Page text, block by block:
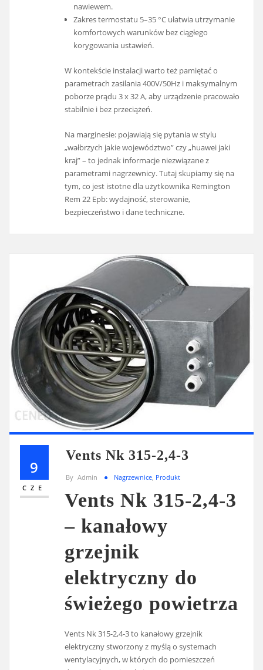
nawiewem.
Zakres termostatu 5–35 °C ułatwia utrzymanie
komfortowych warunków bez ciągłego
korygowania ustawień.
W kontekście instalacji warto też pamiętać o
parametrach zasilania 400V/50Hz i maksymalnym
poborze prądu 3 x 32 A, aby urządzenie pracowało
stabilnie i bez przeciążeń.
Na marginesie: pojawiają się pytania w stylu
„wałbrzych jakie województwo” czy „huawei jaki
kraj” – to jednak informacje niezwiązane z
parametrami nagrzewnicy. Tutaj skupiamy się na
tym, co jest istotne dla użytkownika Remington
Rem 22 Epb: wydajność, sterowanie,
bezpieczeństwo i dane techniczne.
9
CZE
Vents Nk 315-2,4-3
By Admin Nagrzewnice Produkt
Vents Nk 315-2,4-3
– kanałowy
grzejnik
elektryczny do
świeżego powietrza
Vents Nk 315-2,4-3 to kanałowy grzejnik
elektryczny stworzony z myślą o systemach
wentylacyjnych, w których do pomieszczeń